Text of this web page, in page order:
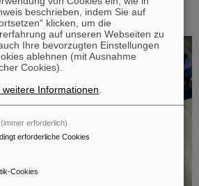
Neutronen besonders mögen –
beteiligt an Experiment in Japan
beschrieben, indem Sie auf
klicken, um die
auf unseren Webseiten zu
Ihre bevorzugten Einstellungen
ablehnen (mit Ausnahme
Cookies).
Informationen
(immer erforderlich)
erforderliche Cookies
Cookies